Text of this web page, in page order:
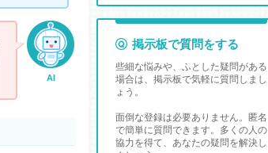
AI
掲示板で質問をする
些細な悩みや、ふとした疑問がある
場合は、掲示板で気軽に質問しまし
ょう。
面倒な登録は必要ありません。匿名
で簡単に質問できます。多くの人の
協力を得て、あなたの疑問を解決し